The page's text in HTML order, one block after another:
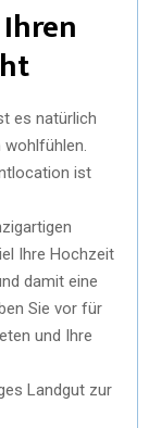
es natürlich
ist
Ihre Hochzeit
damit eine
Sie vor für
und Ihre
Landgut zur